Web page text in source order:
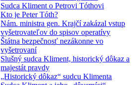
Sudca Kliment o Petrovi Tóthovi
Kto je Peter Tóth?
Nám. ministra gen. Krajčí zakázal vstup
vyšetrovateľov do spisov operatívy
Štátna bezpečnosť nezákonne vo
vyšetrovaní
Slušný sudca Kliment, historický dôkaz a
majestát pravdy
„Historický dôkaz“ sudcu Klimenta